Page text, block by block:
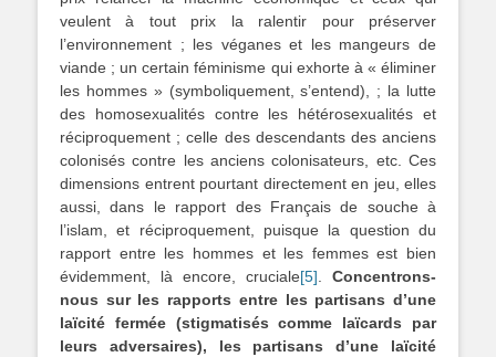
veulent à tout prix la ralentir pour préserver
l’environnement ; les véganes et les mangeurs de
viande ; un certain féminisme qui exhorte à « éliminer
les hommes » (symboliquement, s’entend), ; la lutte
des homosexualités contre les hétérosexualités et
réciproquement ; celle des descendants des anciens
colonisés contre les anciens colonisateurs, etc. Ces
dimensions entrent pourtant directement en jeu, elles
aussi, dans le rapport des Français de souche à
l’islam, et réciproquement, puisque la question du
rapport entre les hommes et les femmes est bien
évidemment, là encore, cruciale[5]
Concentrons-
nous sur les rapports entre les partisans d’une
laïcité fermée (stigmatisés comme laïcards par
leurs adversaires), les partisans d’une laïcité